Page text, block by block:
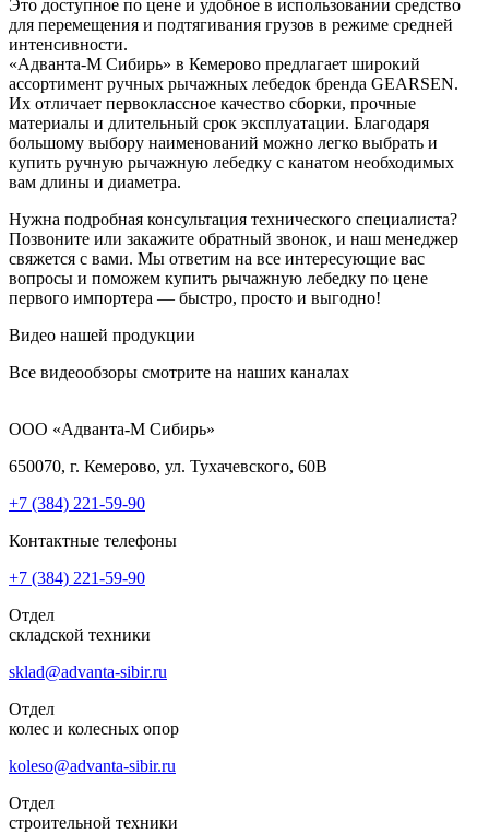
Это доступное по цене и удобное в использовании средство
для перемещения и подтягивания грузов в режиме средней
интенсивности.
«Адванта-М Сибирь» в Кемерово предлагает широкий
ассортимент ручных рычажных лебедок бренда GEARSEN.
Их отличает первоклассное качество сборки, прочные
материалы и длительный срок эксплуатации. Благодаря
большому выбору наименований можно легко выбрать и
купить ручную рычажную лебедку с канатом необходимых
вам длины и диаметра.
Нужна подробная консультация технического специалиста?
Позвоните или закажите обратный звонок, и наш менеджер
свяжется с вами. Мы ответим на все интересующие вас
вопросы и поможем купить рычажную лебедку по цене
первого импортера — быстро, просто и выгодно!
Видео нашей продукции
Все видеообзоры смотрите на наших каналах
ООО «Адванта-М Сибирь»
650070, г. Кемерово, ул. Тухачевского, 60В
+7 (384) 221-59-90
Контактные телефоны
+7 (384) 221-59-90
Отдел
складской техники
sklad@advanta-sibir.ru
Отдел
колес и колесных опор
koleso@advanta-sibir.ru
Отдел
строительной техники